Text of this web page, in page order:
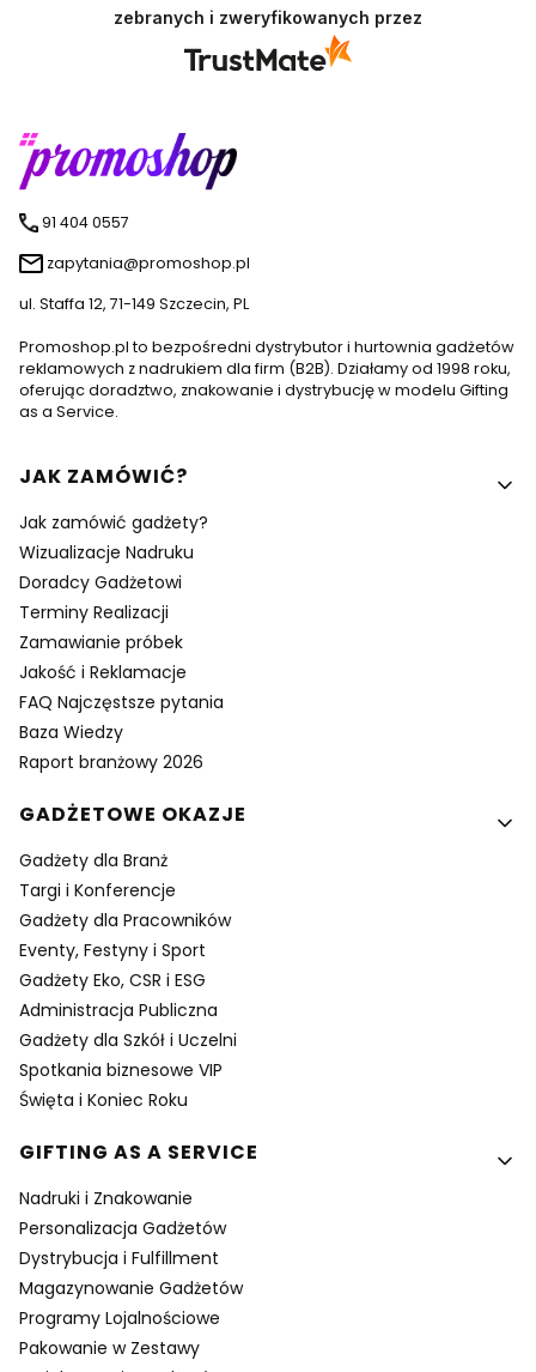
zebranych i zweryfikowanych przez
91 404 0557
zapytania@promoshop.pl
ul. Staffa 12, 71-149 Szczecin, PL
Promoshop.pl to bezpośredni dystrybutor i hurtownia gadżetów
reklamowych z nadrukiem dla firm (B2B). Działamy od 1998 roku,
oferując doradztwo, znakowanie i dystrybucję w modelu Gifting
as a Service.
Linki w stopce
JAK ZAMÓWIĆ?
Jak zamówić gadżety?
Wizualizacje Nadruku
Doradcy Gadżetowi
Terminy Realizacji
Zamawianie próbek
Jakość i Reklamacje
FAQ Najczęstsze pytania
Baza Wiedzy
Raport branżowy 2026
GADŻETOWE OKAZJE
Gadżety dla Branż
Targi i Konferencje
Gadżety dla Pracowników
Eventy, Festyny i Sport
Gadżety Eko, CSR i ESG
Administracja Publiczna
Gadżety dla Szkół i Uczelni
Spotkania biznesowe VIP
Święta i Koniec Roku
GIFTING AS A SERVICE
Nadruki i Znakowanie
Personalizacja Gadżetów
Dystrybucja i Fulfillment
Magazynowanie Gadżetów
Programy Lojalnościowe
Pakowanie w Zestawy